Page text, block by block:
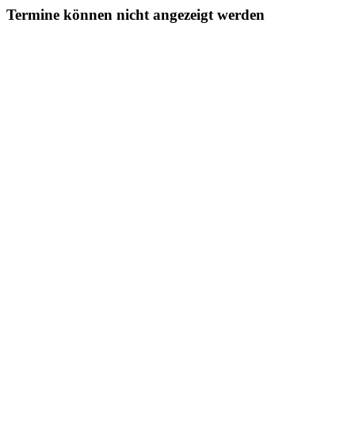
Termine können nicht angezeigt werden